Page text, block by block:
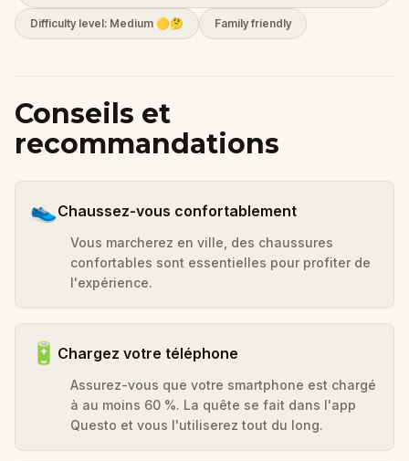
Difficulty level: Medium 🟡🤔 Family friendly
Conseils et
recommandations
👟Chaussez-vous confortablement
Vous marcherez en ville, des chaussures
confortables sont essentielles pour profiter de
l'expérience.
🔋 Chargez votre téléphone
Assurez-vous que votre smartphone est chargé
à au moins 60 %. La quête se fait dans l'app
Questo et vous l'utiliserez tout du long.